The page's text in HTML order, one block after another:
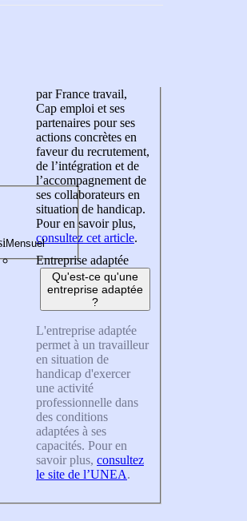
par France travail,
Cap emploi et ses
partenaires pour ses
actions concrètes en
faveur du recrutement,
de l’intégration et de
l’accompagnement de
ses collaborateurs en
situation de handicap.
Pour en savoir plus,
consultez cet article.
Entreprise adaptée
Qu'est-ce qu'une
entreprise adaptée
?
L'entreprise adaptée
permet à un travailleur
en situation de
handicap d'exercer
une activité
professionnelle dans
des conditions
adaptées à ses
capacités. Pour en
savoir plus, consultez
le site de l’UNEA.